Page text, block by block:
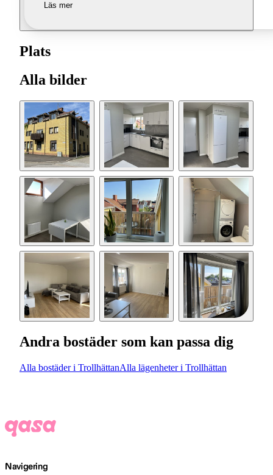
Läs mer
Plats
Alla bilder
Andra bostäder som kan passa dig
Alla bostäder i TrollhättanAlla lägenheter i Trollhättan
Navigering